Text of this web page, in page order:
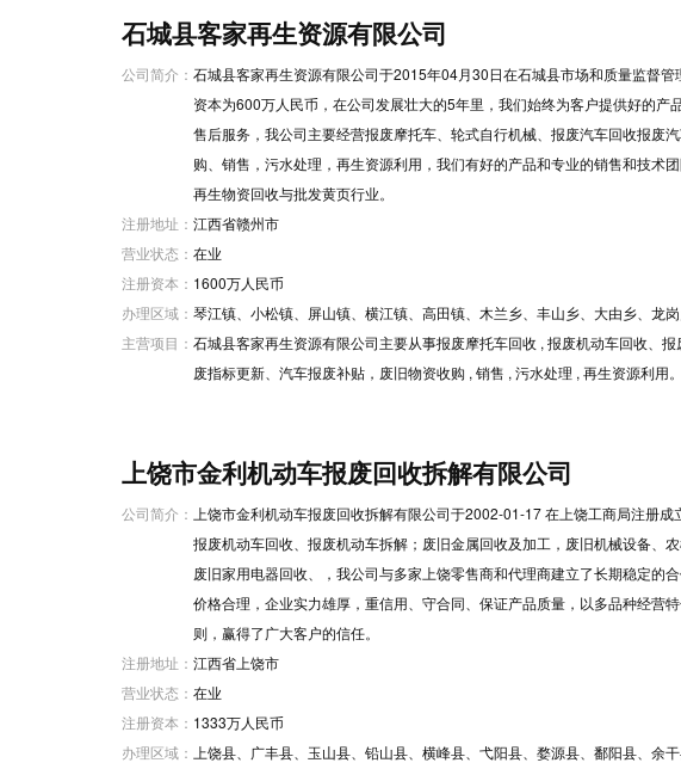
石城县客家再生资源有限公司
公司简介： 石城县客家再生资源有限公司于2015年04月30日在石城县市场和质量监督管
资本为600万人民币，在公司发展壮大的5年里，我们始终为客户提供好的产
售后服务，我公司主要经营报废摩托车、轮式自行机械、报废汽车回收报废
购、销售，污水处理，再生资源利用，我们有好的产品和专业的销售和技术
再生物资回收与批发黄页行业。
注册地址： 江西省赣州市
营业状态： 在业
注册资本： 1600万人民币
办理区域： 琴江镇、小松镇、屏山镇、横江镇、高田镇、木兰乡、丰山乡、大由乡、龙
主营项目： 石城县客家再生资源有限公司主要从事报废摩托车回收 , 报废机动车回收、
废指标更新、汽车报废补贴，废旧物资收购 , 销售 , 污水处理 , 再生资源利用。
上饶市金利机动车报废回收拆解有限公司
公司简介： 上饶市金利机动车报废回收拆解有限公司于2002-01-17 在上饶工商局注册成
报废机动车回收、报废机动车拆解；废旧金属回收及加工，废旧机械设备、
废旧家用电器回收、，我公司与多家上饶零售商和代理商建立了长期稳定的合
价格合理，企业实力雄厚，重信用、守合同、保证产品质量，以多品种经营
则，赢得了广大客户的信任。
注册地址： 江西省上饶市
营业状态： 在业
注册资本： 1333万人民币
办理区域： 上饶县、广丰县、玉山县、铅山县、横峰县、弋阳县、婺源县、鄱阳县、余